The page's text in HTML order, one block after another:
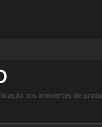
nos ambientes de